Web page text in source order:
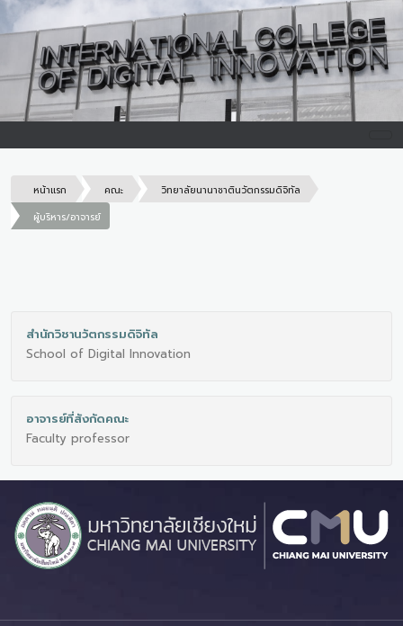
หน้าแรก คณะ
วิทยาลัยนานาชาตินวัตกรรมดิจิทัล
ผู้บริหาร/อาจารย์
สำนักวิชานวัตกรรมดิจิทัล
School of Digital Innovation
อาจารย์ที่สังกัดคณะ
Faculty professor